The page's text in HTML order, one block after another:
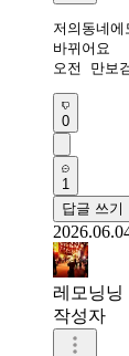
저의동네
바뀌어요
오전 만보
0
1
답글 쓰기
레모닝닝
작성자